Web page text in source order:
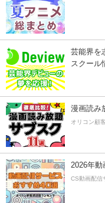
芸能界を
スクール
漫画読み
オリコン顧
2026年動
CS動画配信